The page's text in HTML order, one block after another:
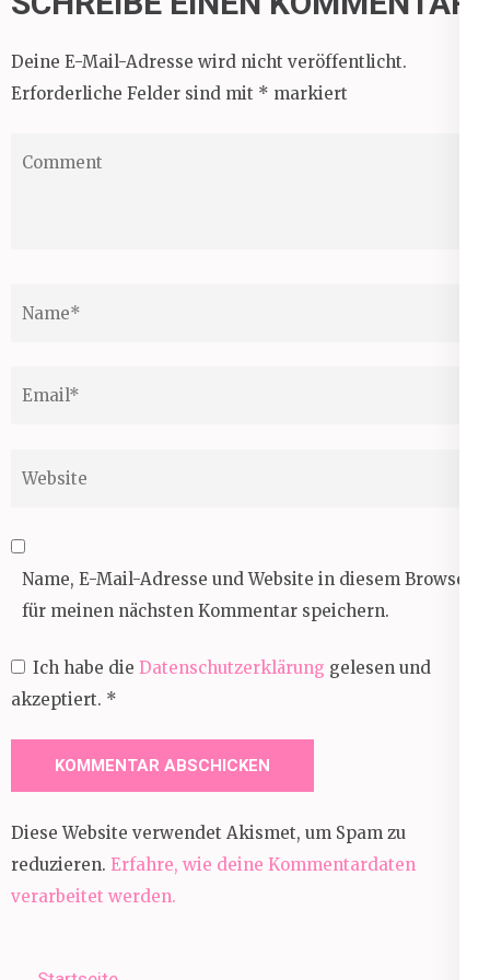
Deine E-Mail-Adresse wird nicht veröffentlicht.
Erforderliche Felder sind mit * markiert
Name, E-Mail-Adresse und Website in diesem Browser
für meinen nächsten Kommentar speichern.
Ich habe die Datenschutzerklärung gelesen und
akzeptiert. *
Diese Website verwendet Akismet, um Spam zu
reduzieren. Erfahre, wie deine Kommentardaten
verarbeitet werden.